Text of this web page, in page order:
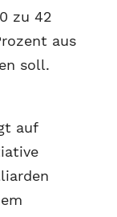
zu 42
aus
soll.
auf